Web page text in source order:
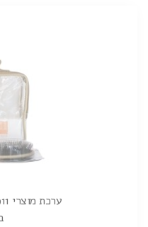
ערכת מוצרי 911 | הערכה הקלאסית